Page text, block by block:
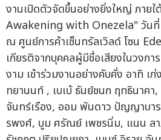
งานเปิดตัวจัดขึ้นอย่างยิ่งใหญ่ ภาย
Awakening with Onezela" วัน
ณ ศูนย์การค้าเซ็นทรัลเวิลด์ โซน
เกียรติจากบุคคลผู้มีชื่อเสียงในวงก
งาม เข้าร่วมงานอย่างคับคั่ง อาทิ เ
ทยานนท์ , เบเบ้ ธันย์ชนก ฤทธินาคา,
จันทร์เรือง, ออม พันดาว ปัญญาบา
รพงศ์, บูม ศรัณย์ เพชรนิ่ม, แนน ล